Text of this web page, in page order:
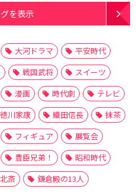
を表示
大河ドラマ
平安時代
戦国武将
スイーツ
漫画 時代劇
テレビ
徳川家康 織田信長
抹茶
フィギュア
展覧会
豊臣兄弟！
昭和時代
斎 鎌倉殿の13人